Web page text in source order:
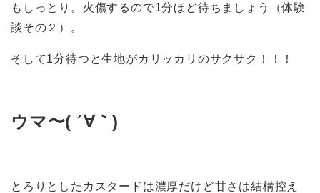
もしっとり。火傷するので1分ほど待ちましょう（体験
談その２）。
そして1分待つと生地がカリッカリのサクサク！！！
ウマ〜( ´∀｀)
とろりとしたカスタードは濃厚だけど甘さは結構控え